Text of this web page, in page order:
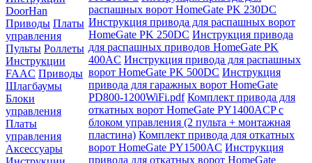
DoorHan
Приводы Платы
управления
Пульты Роллеты
Инструкции
FAAC Приводы
Шлагбаумы
Блоки
управления
Платы
управления
Аксессуары
распашных ворот HomeGate PK 230DC
Инструкция привода для распашных ворот
HomeGate PK 250DC Инструкция привода
для распашных приводов HomeGate PK
400AC Инструкция привода для распашных
ворот HomeGate PK 500DC Инструкция
привода для гаражных ворот HomeGate
PD800-1200WiFi.pdf Комплект привода для
откатных ворот HomeGate PY1400ACP с
блоком управления (2 пульта + монтажная
пластина) Комплект привода для откатных
ворот HomeGate PY1500AC Инструкция
привода для откатных ворот HomeGate